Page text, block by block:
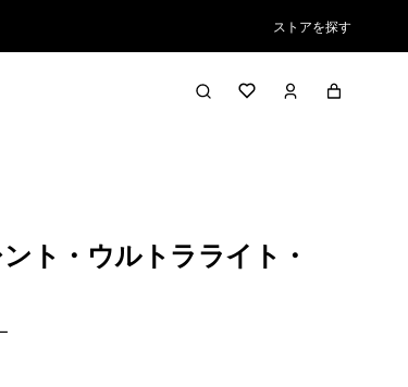
ストアを探す
ト・ウルトラライト・